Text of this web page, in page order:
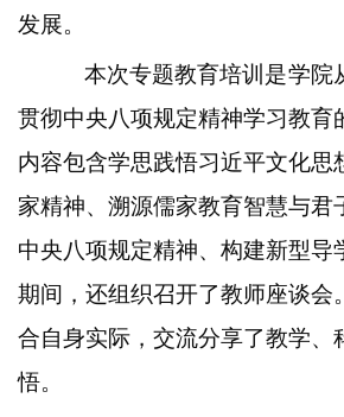
发展。
本次专题教育培训是学院
贯彻中央八项规定精神学习教育
内容包含学思践悟习近平文化思
家精神、溯源儒家教育智慧与君
中央八项规定精神、构建新型导
期间，还组织召开了教师座谈会
合自身实际，交流分享了教学、
悟。